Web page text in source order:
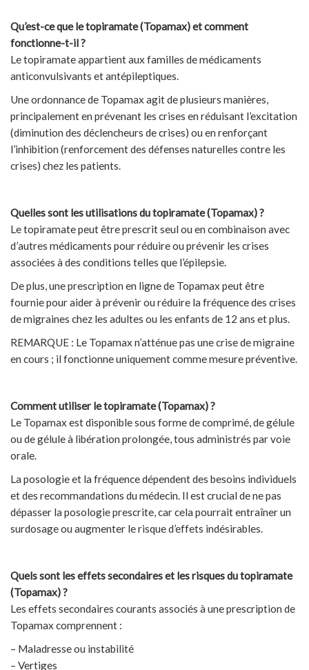
Qu’est-ce que le topiramate (Topamax) et comment
fonctionne-t-il ?
Le topiramate appartient aux familles de médicaments
anticonvulsivants et antépileptiques.
Une ordonnance de Topamax agit de plusieurs manières,
principalement en prévenant les crises en réduisant l’excitation
(diminution des déclencheurs de crises) ou en renforçant
l’inhibition (renforcement des défenses naturelles contre les
crises) chez les patients.
Quelles sont les utilisations du topiramate (Topamax) ?
Le topiramate peut être prescrit seul ou en combinaison avec
d’autres médicaments pour réduire ou prévenir les crises
associées à des conditions telles que l’épilepsie.
De plus, une prescription en ligne de Topamax peut être
fournie pour aider à prévenir ou réduire la fréquence des crises
de migraines chez les adultes ou les enfants de 12 ans et plus.
REMARQUE : Le Topamax n’atténue pas une crise de migraine
en cours ; il fonctionne uniquement comme mesure préventive.
Comment utiliser le topiramate (Topamax) ?
Le Topamax est disponible sous forme de comprimé, de gélule
ou de gélule à libération prolongée, tous administrés par voie
orale.
La posologie et la fréquence dépendent des besoins individuels
et des recommandations du médecin. Il est crucial de ne pas
dépasser la posologie prescrite, car cela pourrait entraîner un
surdosage ou augmenter le risque d’effets indésirables.
Quels sont les effets secondaires et les risques du topiramate
(Topamax) ?
Les effets secondaires courants associés à une prescription de
Topamax comprennent :
– Maladresse ou instabilité
– Vertiges